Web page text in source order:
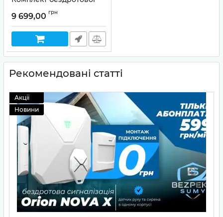
Артикул: 99-00005276
9 699,00 грн
Рекомендовані статті
Акції
Новини